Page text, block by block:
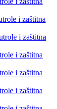
i zaštitna
i zaštitna
i zaštitna
i zaštitna
i zaštitna